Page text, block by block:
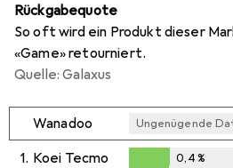
Rückgabequote
So oft wird ein Produkt dieser
«Game» retourniert.
Quelle: Galaxus
Wanadoo Ungenügende
1. Koei Tecmo 0,4%